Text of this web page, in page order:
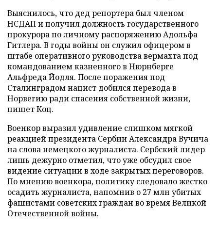
Выяснилось, что дед репортера был членом
НСДАП и получил должность государственного
прокурора по личному распоряжению Адольфа
Гитлера. В годы войны он служил офицером в
штабе оперативного руководства вермахта под
командованием казненного в Нюрнберге
Альфреда Йодля. После поражения под
Сталинградом нацист добился перевода в
Норвегию ради спасения собственной жизни,
пишет Коц.
Военкор выразил удивление слишком мягкой
реакцией президента Сербии Александра Вучича
на слова немецкого журналиста. Сербский лидер
лишь дежурно отметил, что уже обсудил свое
видение ситуации в ходе закрытых переговоров.
По мнению военкора, политику следовало жестко
осадить журналиста, напомнив о 27 млн убитых
фашистами советских граждан во время Великой
Отечественной войны.